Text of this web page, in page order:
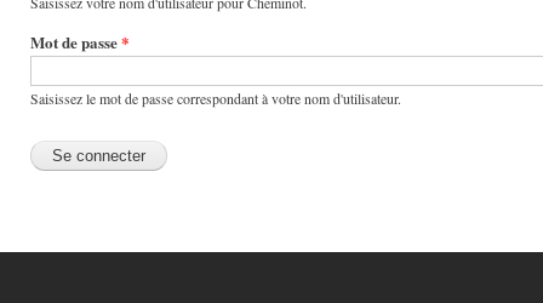
Mot de passe*
Saisissez le mot de passe correspondant à votre nom d'utilisateur.